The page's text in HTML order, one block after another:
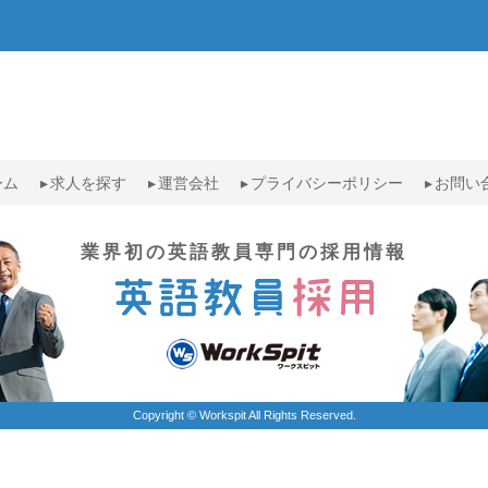
求人を探す 運営会社 プライバシーポリシー お問い
業界初の英語教員専門の採用情報
Copyright © Workspit All Rights Reserved.